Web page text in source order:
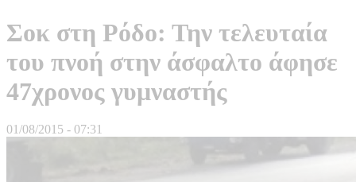
Σοκ στη Ρόδο: Την τελευταία
του πνοή στην άσφαλτο άφησε
47χρονος γυμναστής
01/08/2015 - 07:31